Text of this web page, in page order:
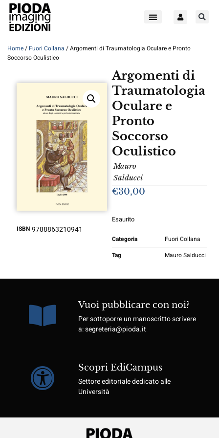
Home/ Fuori Collana / Argomenti di Traumatologia Oculare e Pronto
Soccorso Oculistico
ISBN 9788863210941
Argomenti di
Traumatologia
Oculare e
Pronto
Soccorso
Oculistico
Mauro
Salducci
€30,00
Esaurito
Categoria
Fuori Collana
Tag
Mauro Salducci
Vuoi pubblicare con noi?
Per sottoporre un manoscritto scrivere
a: segreteria@pioda.it
Scopri EdiCampus
Settore editoriale dedicato alle
Università